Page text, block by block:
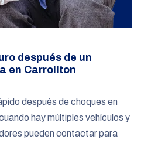
después de un
en Carrollton
después de choques en
hay múltiples vehículos y
pueden contactar para